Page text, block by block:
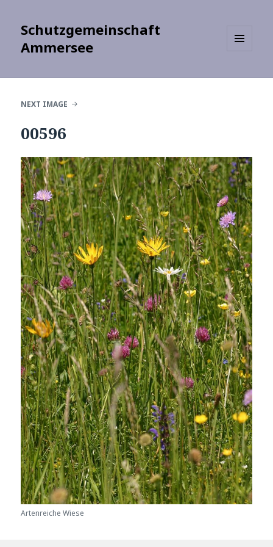
Schutzgemeinschaft
Ammersee
WIDGETS
NEXT IMAGE
00596
Artenreiche Wiese